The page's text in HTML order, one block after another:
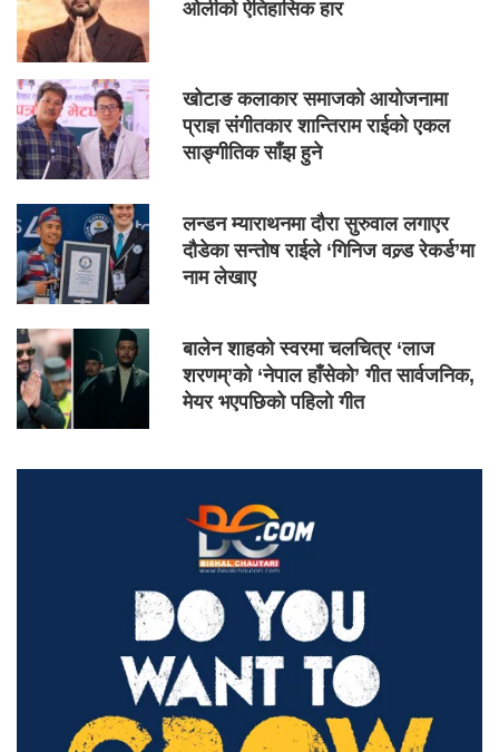
ओलीको ऐतिहासिक हार
खोटाङ कलाकार समाजको आयोजनामा
प्राज्ञ संगीतकार शान्तिराम राईको एकल
साङ्गीतिक साँझ हुने
लन्डन म्याराथनमा दौरा सुरुवाल लगाएर
दौडेका सन्तोष राईले ‘गिनिज वल्र्ड रेकर्ड’मा
नाम लेखाए
बालेन शाहको स्वरमा चलचित्र ‘लाज
शरणम्’को ‘नेपाल हाँसेको’ गीत सार्वजनिक,
मेयर भएपछिको पहिलो गीत